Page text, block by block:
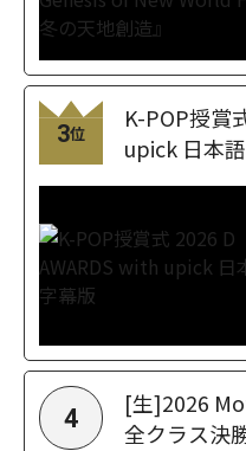
3位
K-POP授賞
upick 日本
4
[生]2026
全クラス決